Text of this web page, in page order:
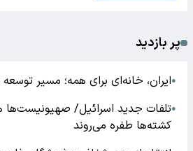
پر بازدید
●ایران، خانه‌ای برای همه؛ مسیر
●تلفات جدید اسرائیل/ صهیونیست‌ها
کشته‌ها طفره می‌روند